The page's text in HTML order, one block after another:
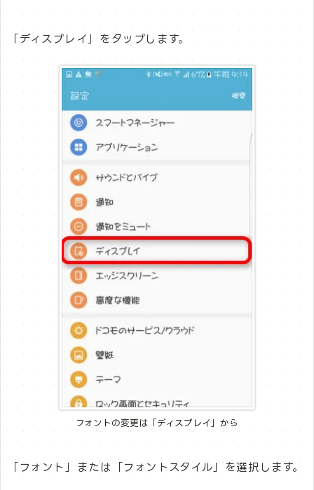
「ディスプレイ」をタップします。
フォントの変更は「ディスプレイ」から
「フォント」または「フォントスタイル」を選択します。